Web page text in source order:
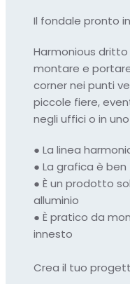
Il fondale pronto
Harmonious
montare e
corner nei punti
piccole fiere,
negli uffici o in
● La linea
● La grafica è
● È un prodotto
alluminio
● È pratico da
innesto
Crea il tuo